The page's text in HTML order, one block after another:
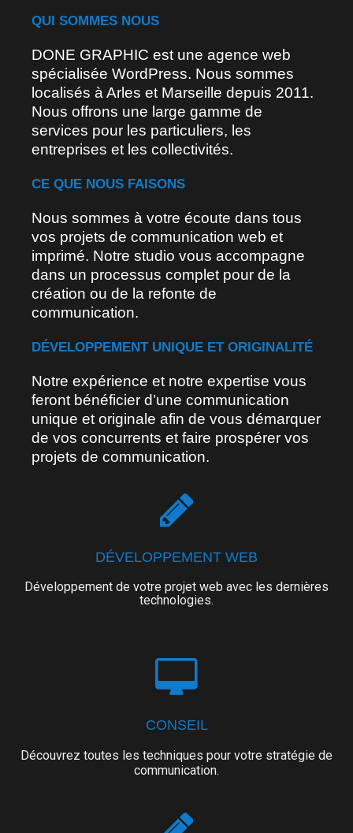
QUI SOMMES NOUS
DONE GRAPHIC est une agence web
spécialisée WordPress. Nous sommes
localisés à Arles et Marseille depuis 2011.
Nous offrons une large gamme de
services pour les particuliers, les
entreprises et les collectivités.
CE QUE NOUS FAISONS
Nous sommes à votre écoute dans tous
vos projets de communication web et
imprimé. Notre studio vous accompagne
dans un processus complet pour de la
création ou de la refonte de
communication.
DÉVELOPPEMENT UNIQUE ET ORIGINALITÉ
Notre expérience et notre expertise vous
feront bénéficier d’une communication
unique et originale afin de vous démarquer
de vos concurrents et faire prospérer vos
projets de communication.
DÉVELOPPEMENT WEB
Développement de votre projet web avec les dernières
technologies.
CONSEIL
Découvrez toutes les techniques pour votre stratégie de
communication.